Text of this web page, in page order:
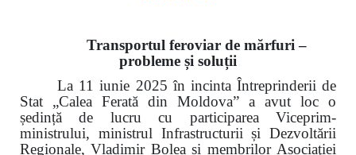
Transportul feroviar de mărfuri –
probleme și soluții
La 11 iunie 2025 în incinta Întreprinderii de
Stat „Calea Ferată din Moldova” a avut loc o
ședință de lucru cu participarea Viceprim-
ministrului, ministrul Infrastructurii și Dezvoltării
Regionale, Vladimir Bolea și membrilor Asociaţiei